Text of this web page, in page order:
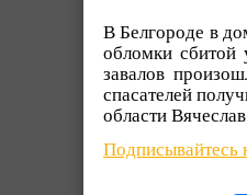
В Белгороде в
обломки сбитой
завалов
спасателей
области
Подписывайтесь